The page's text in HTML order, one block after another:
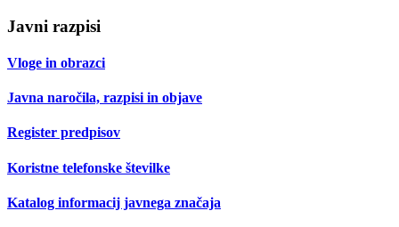
Javni razpisi
Vloge in obrazci
Javna naročila, razpisi in objave
Register predpisov
Koristne telefonske številke
Katalog informacij javnega značaja